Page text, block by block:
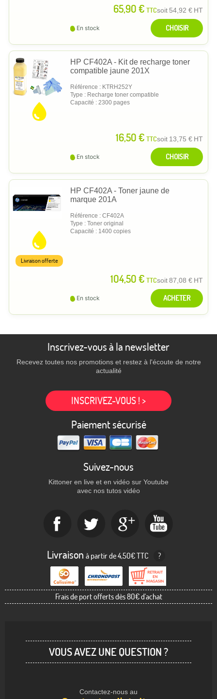
65,90 € TTCsoit 54,92 € HT
En stock CHOISIR
HP CF402A - Kit de recharge toner
compatible jaune 201X
Référence : KTRH252Y
Type : Recharge toner compatible
Capacité : 2300 pages
16,50 € TTCsoit 13,75 € HT
En stock CHOISIR
HP CF402A - Toner jaune de
marque 201A
Référence : CF402A
Type : Toner original
Capacité : 1400 copies
104,50 € TTCsoit87,08 € HT
Livraison offerte
En stock ACHETER
Inscrivez-vous à la newsletter
Recevez toutes nos promotions et restez à l'écoute de notre
actualité
INSCRIVEZ-VOUS ! >
Paiement sécurisé
Suivez-nous
Kittoner en live et en vidéo sur Youtube
avec nos tutos vidéo
Livraison à partir de 4,50€ TTC ?
Frais de port offerts dès 80€ d'achat
VOUS AVEZ UNE QUESTION ?
Contactez-nous au